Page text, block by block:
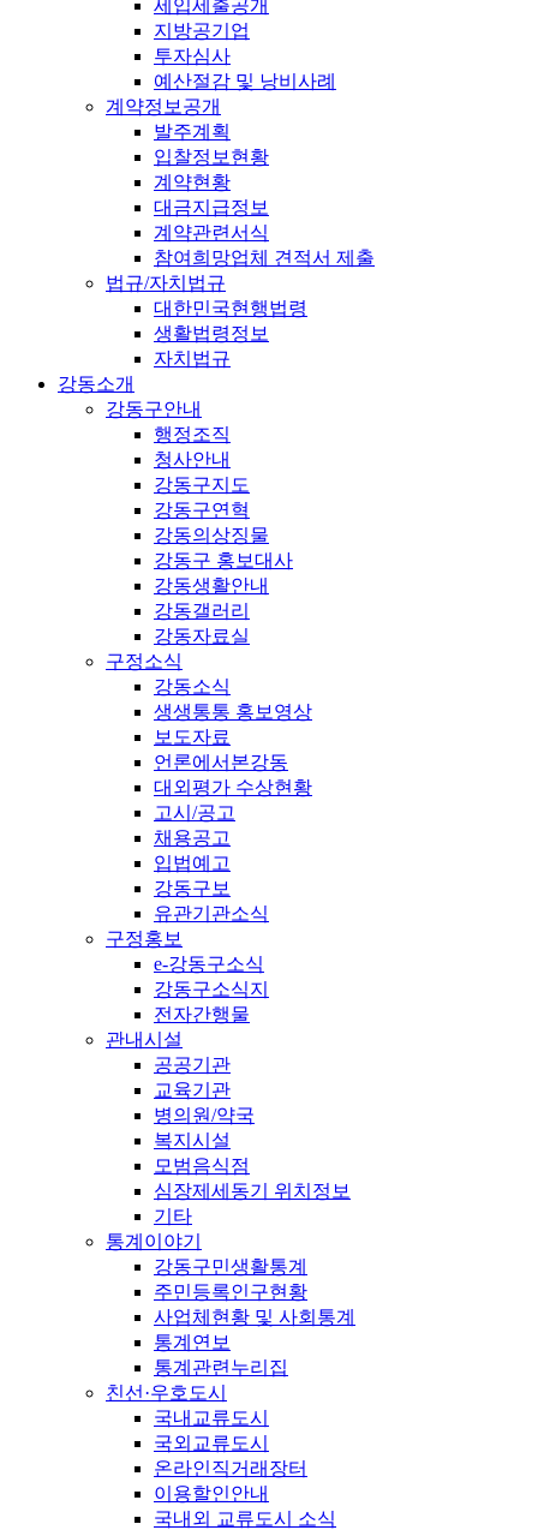
세입세출공개
지방공기업
투자심사
예산절감 및 낭비사례
계약정보공개
발주계획
입찰정보현황
계약현황
대금지급정보
계약관련서식
참여희망업체 견적서 제출
법규/자치법규
대한민국현행법령
생활법령정보
자치법규
강동소개
강동구안내
행정조직
청사안내
강동구지도
강동구연혁
강동의상징물
강동구 홍보대사
강동생활안내
강동갤러리
강동자료실
구정소식
강동소식
생생통통 홍보영상
보도자료
언론에서본강동
대외평가 수상현황
고시/공고
채용공고
입법예고
강동구보
유관기관소식
구정홍보
e-강동구소식
강동구소식지
전자간행물
관내시설
공공기관
교육기관
병의원/약국
복지시설
모범음식점
심장제세동기 위치정보
기타
통계이야기
강동구민생활통계
주민등록인구현황
사업체현황 및 사회통계
통계연보
통계관련누리집
친선·우호도시
국내교류도시
국외교류도시
온라인직거래장터
이용할인안내
국내외 교류도시 소식